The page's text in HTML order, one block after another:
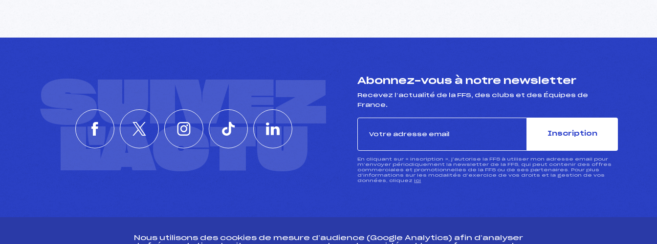
SUIVEZ
L'ACTU
Abonnez-vous à notre newsletter
Recevez l’actualité de la FFS, des clubs et des Équipes de
France.
Inscription
En cliquant sur « inscription », j’autorise la FFS à utiliser mon adresse email pour
m’envoyer périodiquement la newsletter de la FFS, qui peut contenir des offres
commerciales et promotionnelles de la FFS ou de ses partenaires. Pour plus
d’informations sur les modalités d’exercice de vos droits et la gestion de vos
données, cliquez ici
Nous utilisons des cookies de mesure d’audience (Google Analytics) afin d’analyser